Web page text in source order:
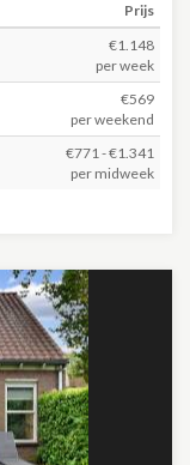
Prijs
€1.148
per week
€569
per weekend
€771 - €1.341
per midweek